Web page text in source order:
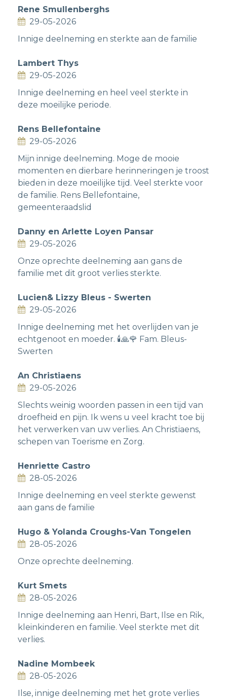
Rene Smullenberghs
29-05-2026
Innige deelneming en sterkte aan de familie
Lambert Thys
29-05-2026
Innige deelneming en heel veel sterkte in
deze moeilijke periode.
Rens Bellefontaine
29-05-2026
Mijn innige deelneming. Moge de mooie
momenten en dierbare herinneringen je troost
bieden in deze moeilijke tijd. Veel sterkte voor
de familie. Rens Bellefontaine,
gemeenteraadslid
Danny en Arlette Loyen Pansar
29-05-2026
Onze oprechte deelneming aan gans de
familie met dit groot verlies sterkte.
Lucien& Lizzy Bleus - Swerten
29-05-2026
Innige deelneming met het overlijden van je
echtgenoot en moeder. 🕯️🙏🌹 Fam. Bleus-
Swerten
An Christiaens
29-05-2026
Slechts weinig woorden passen in een tijd van
droefheid en pijn. Ik wens u veel kracht toe bij
het verwerken van uw verlies. An Christiaens,
schepen van Toerisme en Zorg.
Henriette Castro
28-05-2026
Innige deelneming en veel sterkte gewenst
aan gans de familie
Hugo & Yolanda Croughs-Van Tongelen
28-05-2026
Onze oprechte deelneming.
Kurt Smets
28-05-2026
Innige deelneming aan Henri, Bart, Ilse en Rik,
kleinkinderen en familie. Veel sterkte met dit
verlies.
Nadine Mombeek
28-05-2026
Ilse, innige deelneming met het grote verlies